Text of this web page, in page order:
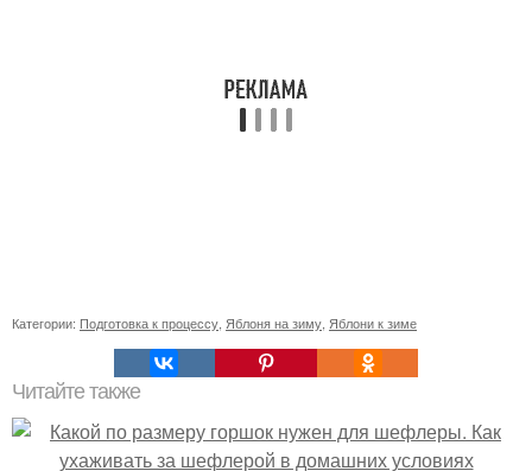
Категории: Подготовка к процессу Яблоня на зиму Яблони к зиме
Читайте также